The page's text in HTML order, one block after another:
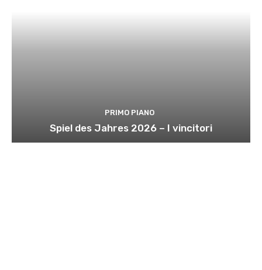
PRIMO PIANO
Spiel des Jahres 2026 – I vincitori